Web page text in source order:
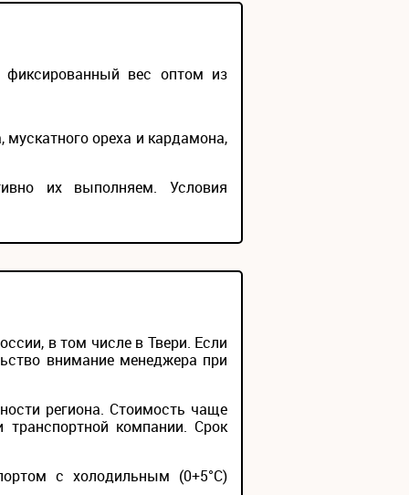
фиксированный вес оптом из
мускатного ореха и кардамона,
их выполняем. Условия
в том числе в Твери. Если
внимание менеджера при
региона. Стоимость чаще
компании. Срок
с холодильным (0+5°С)